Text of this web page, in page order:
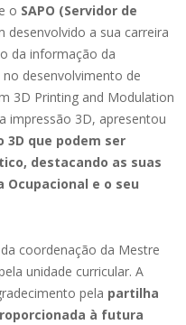
o SAPO (Servidor de
desenvolvido a sua carreira
da informação da
desenvolvimento de
3D Printing and Modulation
impressão 3D, apresentou
3D que podem ser
destacando as suas
e o seu
coordenação da Mestre
unidade curricular. A
pela partilha
à futura